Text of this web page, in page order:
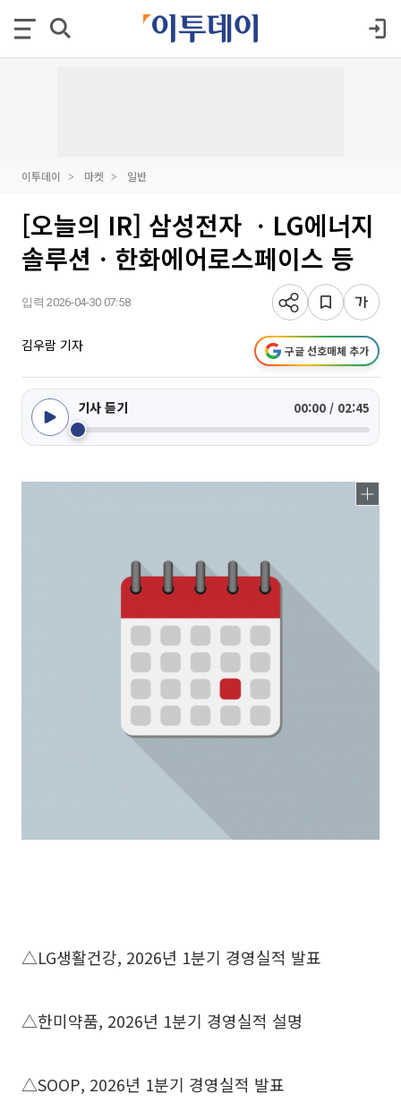
이투데이 마켓 일반
[오늘의 IR] 삼성전자 ㆍLG에너지
솔루션ㆍ한화에어로스페이스 등
입력 2026-04-30 07:58
김우람 기자 구글 선호매체 추가
기사 듣기 00:00 / 02:45
△LG생활건강, 2026년 1분기 경영실적 발표
△한미약품, 2026년 1분기 경영실적 설명
△SOOP, 2026년 1분기 경영실적 발표